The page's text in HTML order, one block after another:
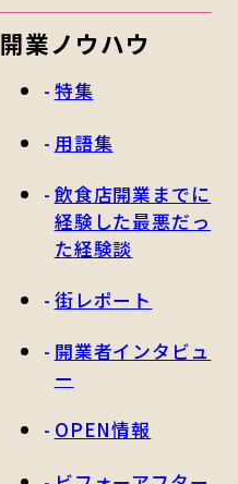
開業ノウハウ
特集
用語集
飲食店開業までに
経験した最悪だっ
た経験談
街レポート
開業者インタビュ
ー
OPEN情報